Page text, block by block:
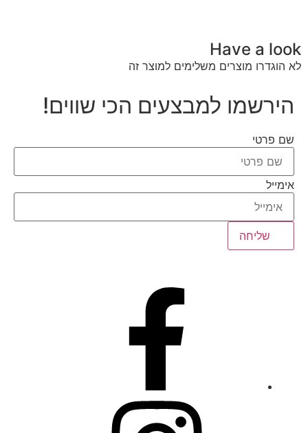
Have a look
לא הוגדרו מוצרים משלימים למוצר זה
הירשמו למבצעים הכי שווים!
שם פרטי
אימייל
שליחה